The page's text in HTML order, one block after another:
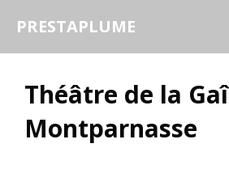
PRESTAPLUME
Théâtre de la
Montparnasse